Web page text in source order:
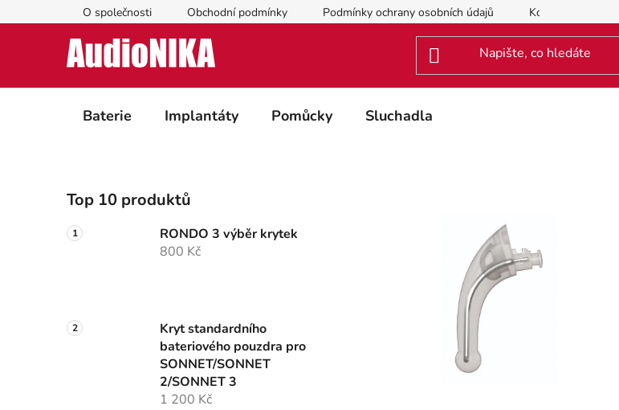
na
O společnosti Obchodní podmínky Podmínky ochrany osobních údajů Kontakty
Baterie Implantáty Pomůcky Sluchadla
o
s
t
n
Top 10 produktů
RONDO 3 výběr krytek
800 Kč
Kryt standardního
bateriového pouzdra pro
SONNET/SONNET
2/SONNET 3
1 200 Kč